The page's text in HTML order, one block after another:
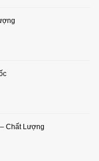
Chất Lượng